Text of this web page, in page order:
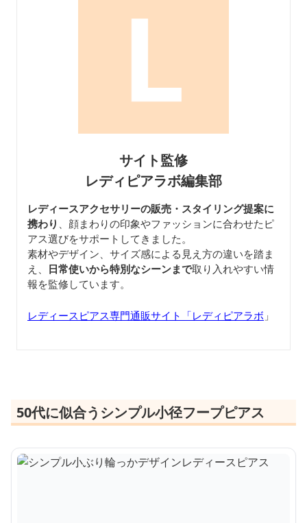
サイト監修
レディピアラボ編集部
レディースアクセサリーの販売・スタイリング提案に
携わり
、顔まわりの印象やファッションに合わせたピ
アス選びをサポートしてきました。
素材やデザイン、サイズ感による見え方の違いを踏ま
え、 日常使いから特別なシーンまで取り入れやすい情
報を監修しています。
レディースピアス専門通販サイト「レディピアラボ 」
50代に似合うシンプル小径フープピアス